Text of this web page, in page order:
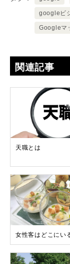
googleビ
Googleマ
関連記事
天職とは
女性客はどこにい